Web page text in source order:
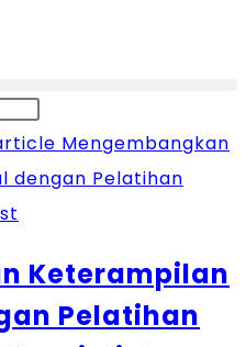
Keterampilan
Pelatihan